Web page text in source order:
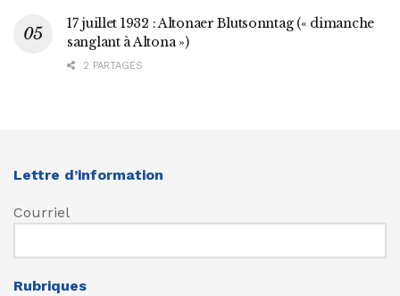
17 juillet 1932 : Altonaer Blutsonntag (« dimanche
sanglant à Altona »)
2 PARTAGES
Lettre d’information
Courriel
Rubriques